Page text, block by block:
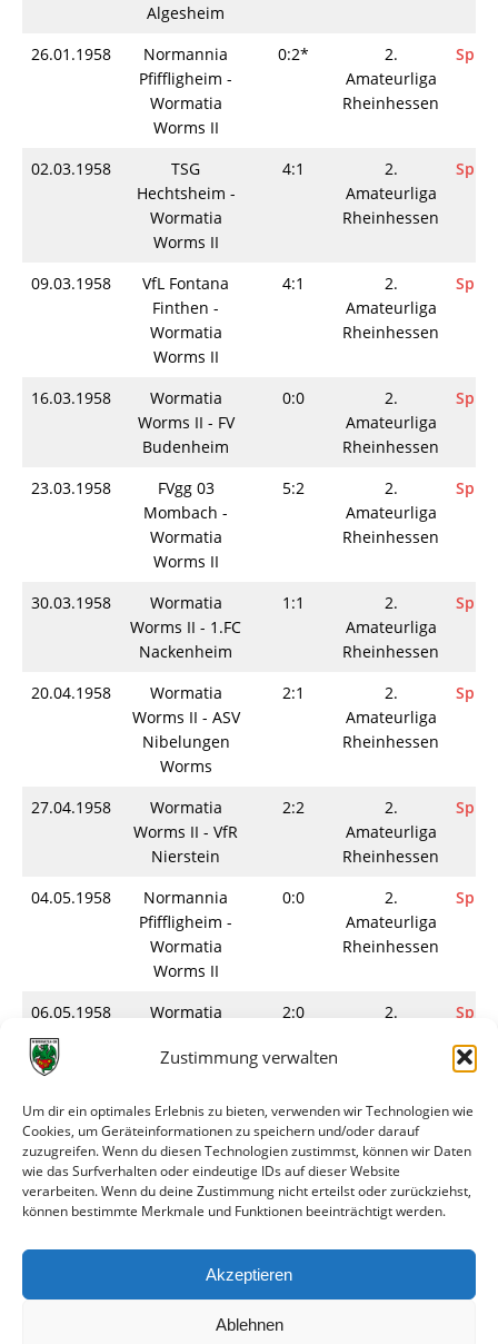
Zustimmung verwalten
Um dir ein optimales Erlebnis zu bieten, verwenden wir Technologien wie
Cookies, um Geräteinformationen zu speichern und/oder darauf
zuzugreifen. Wenn du diesen Technologien zustimmst, können wir Daten
wie das Surfverhalten oder eindeutige IDs auf dieser Website
verarbeiten. Wenn du deine Zustimmung nicht erteilst oder zurückziehst,
können bestimmte Merkmale und Funktionen beeinträchtigt werden.
Akzeptieren
Ablehnen
Algesheim
26.01.1958
Normannia
Pfiffligheim -
Wormatia
Worms II
0:2*
2.
Amateurliga
Rheinhessen
02.03.1958
TSG
Hechtsheim -
Wormatia
Worms II
4:1
2.
Amateurliga
Rheinhessen
09.03.1958
VfL Fontana
Finthen -
Wormatia
Worms II
4:1
2.
Amateurliga
Rheinhessen
16.03.1958
Wormatia
Worms II - FV
Budenheim
0:0
2.
Amateurliga
Rheinhessen
23.03.1958
FVgg 03
Mombach -
Wormatia
Worms II
5:2
2.
Amateurliga
Rheinhessen
30.03.1958
Wormatia
Worms II - 1.FC
Nackenheim
1:1
2.
Amateurliga
Rheinhessen
20.04.1958
Wormatia
Worms II - ASV
Nibelungen
Worms
2:1
2.
Amateurliga
Rheinhessen
27.04.1958
Wormatia
Worms II - VfR
Nierstein
2:2
2.
Amateurliga
Rheinhessen
04.05.1958
Normannia
Pfiffligheim -
Wormatia
Worms II
0:0
2.
Amateurliga
Rheinhessen
06.05.1958
Wormatia
Rhenania
2:0
2.
11.05.1958
SV Horchheim -
Wormatia
Worms II
3:3
2.
Amateurliga
Rheinhessen
13.05.1958
SpVgg
Wormatia
0:0
2.